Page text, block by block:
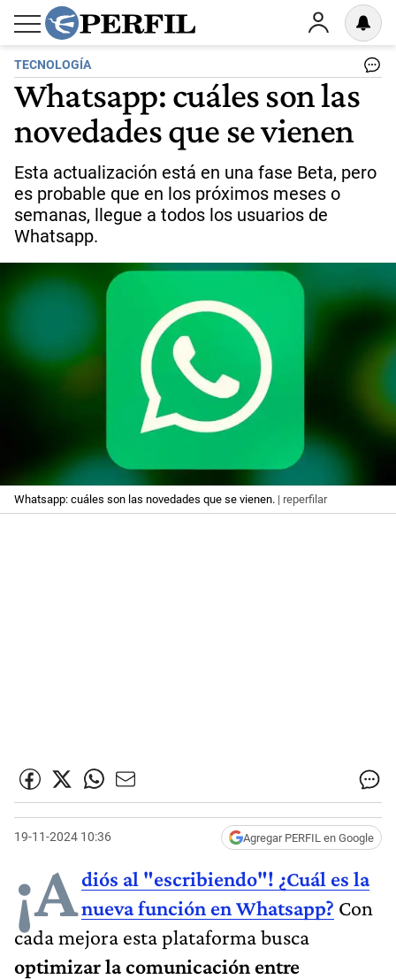
TECNOLOGÍA
Whatsapp: cuáles son las
novedades que se vienen
Esta actualización está en una fase Beta, pero
es probable que en los próximos meses o
semanas, llegue a todos los usuarios de
Whatsapp.
Whatsapp: cuáles son las novedades que se vienen. | reperfilar
19-11-2024 10:36 Agregar PERFIL en Google
¡Adiós al "escribiendo"! ¿Cuál es la
nueva función en Whatsapp? Con
cada mejora esta plataforma busca
optimizar la comunicación entre